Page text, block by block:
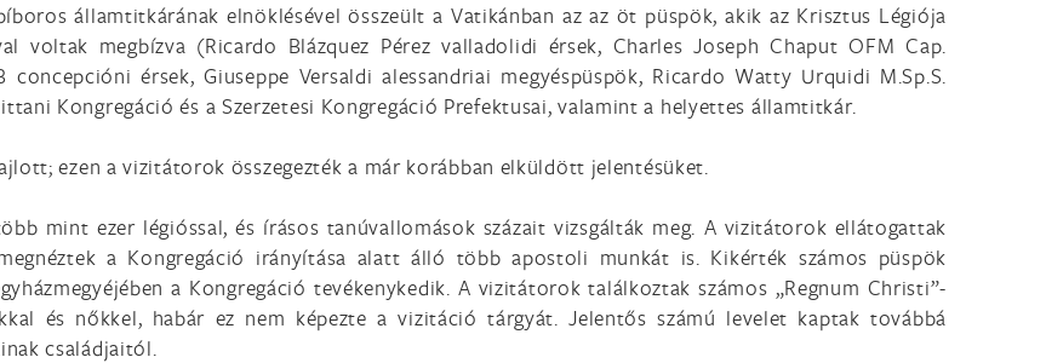
államtitkárának elnöklésével összeült a Vatikánban az az öt püspök, akik az Krisztus Légiója
voltak megbízva (Ricardo Blázquez Pérez valladolidi érsek, Charles Joseph Chaput OFM Cap.
érsek, Giuseppe Versaldi alessandriai megyéspüspök, Ricardo Watty Urquidi M.Sp.S.
Kongregáció és a Szerzetesi Kongregáció Prefektusai, valamint a helyettes államtitkár.
ezen a vizitátorok összegezték a már korábban elküldött jelentésüket.
mint ezer légióssal, és írásos tanúvallomások százait vizsgálták meg. A vizitátorok ellátogattak
a Kongregáció irányítása alatt álló több apostoli munkát is. Kikérték számos püspök
a Kongregáció tevékenykedik. A vizitátorok találkoztak számos „Regnum Christi”-
és nőkkel, habár ez nem képezte a vizitáció tárgyát. Jelentős számú levelet kaptak továbbá
családjaitól.